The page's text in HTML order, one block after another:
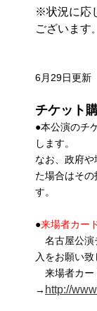
※状況に応
ございます。
6月29日更新
チケット
●本公演のチ
します。
なお、政府
た場合はそ
す。
●来場者カー
名古屋公演
入をお願い致
来場者カー
→ http://